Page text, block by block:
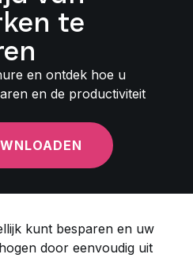
te
en ontdek hoe u
en de productiviteit
kunt besparen en uw
door eenvoudig uit